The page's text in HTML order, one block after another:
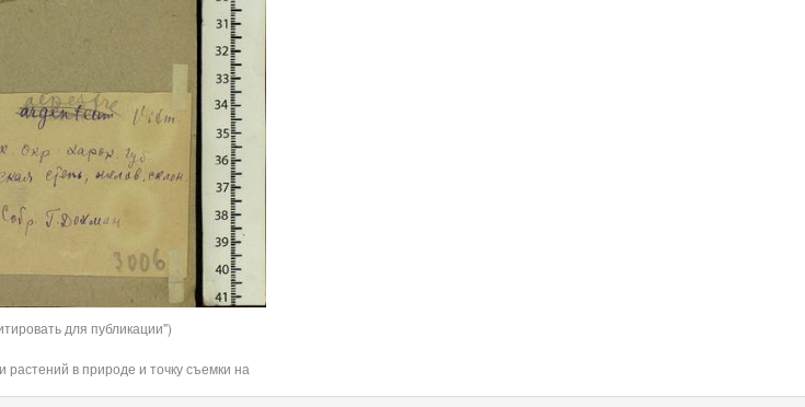
для публикации")
в природе и точку съемки на